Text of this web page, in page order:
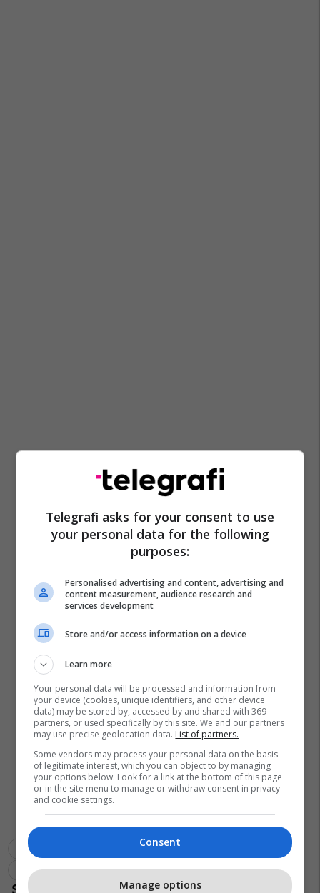
Julian Deda Franceska Murati
Romeo Veshaj
Telegrafi asks for your consent to use
your personal data for the following
purposes:
Personalised advertising and content, advertising and
content measurement, audience research and
services development
Store and/or access information on a device
Learn more
Your personal data will be processed and information from
your device (cookies, unique identifiers, and other device
data) may be stored by, accessed by and shared with 369
partners, or used specifically by this site. We and our partners
may use precise geolocation data. List of partners.
Some vendors may process your personal data on the basis
of legitimate interest, which you can object to by managing
your options below. Look for a link at the bottom of this page
or in the site menu to manage or withdraw consent in privacy
and cookie settings.
Consent
Manage options